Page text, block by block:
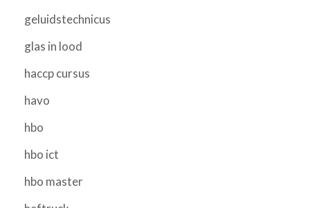
geluidstechnicus
glas in lood
haccp cursus
havo
hbo
hbo ict
hbo master